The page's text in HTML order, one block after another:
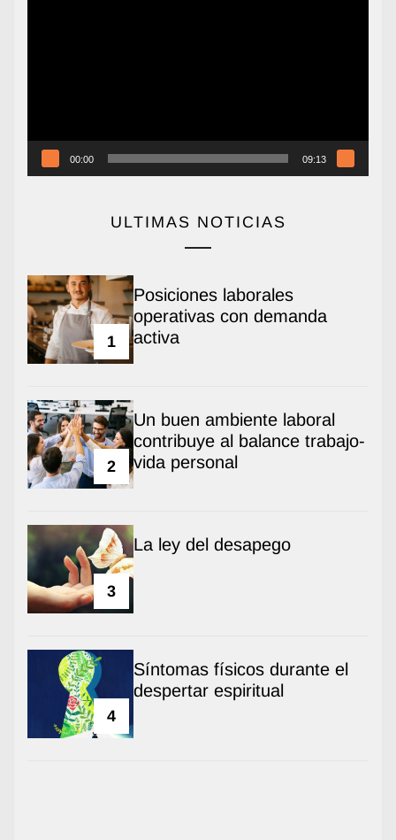
00:00 09:13
ULTIMAS NOTICIAS
1
Posiciones laborales
operativas con demanda
activa
2
Un buen ambiente laboral
contribuye al balance trabajo-
vida personal
3
La ley del desapego
4
Síntomas físicos durante el
despertar espiritual